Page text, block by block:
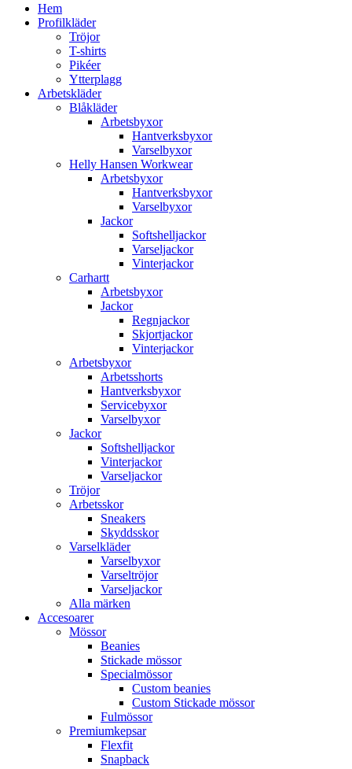
Hem
Profilkläder
Tröjor
T-shirts
Pikéer
Ytterplagg
Arbetskläder
Blåkläder
Arbetsbyxor
Hantverksbyxor
Varselbyxor
Helly Hansen Workwear
Arbetsbyxor
Hantverksbyxor
Varselbyxor
Jackor
Softshelljackor
Varseljackor
Vinterjackor
Carhartt
Arbetsbyxor
Jackor
Regnjackor
Skjortjackor
Vinterjackor
Arbetsbyxor
Arbetsshorts
Hantverksbyxor
Servicebyxor
Varselbyxor
Jackor
Softshelljackor
Vinterjackor
Varseljackor
Tröjor
Arbetsskor
Sneakers
Skyddsskor
Varselkläder
Varselbyxor
Varseltröjor
Varseljackor
Alla märken
Accesoarer
Mössor
Beanies
Stickade mössor
Specialmössor
Custom beanies
Custom Stickade mössor
Fulmössor
Premiumkepsar
Flexfit
Snapback